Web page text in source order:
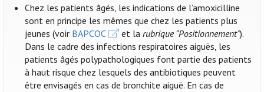
Chez les patients âgés, les indications de l’amoxicilline
sont en principe les mêmes que chez les patients plus
jeunes (voir BAPCOC et larubrique “Positionnement”).
Dans le cadre des infections respiratoires aiguës, les
patients âgés polypathologiques font partie des patients
à haut risque chez lesquels des antibiotiques peuvent
être envisagés en cas de bronchite aiguë. En cas de